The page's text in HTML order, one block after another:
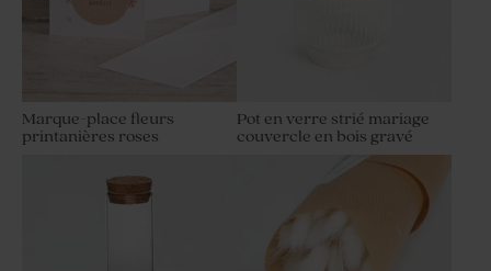
Marque-place fleurs
printanières roses
Pot en verre strié mariage
couvercle en bois gravé